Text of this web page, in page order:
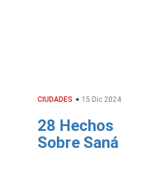
CIUDADES 15 Dic 2024
28 Hechos
Sobre Saná